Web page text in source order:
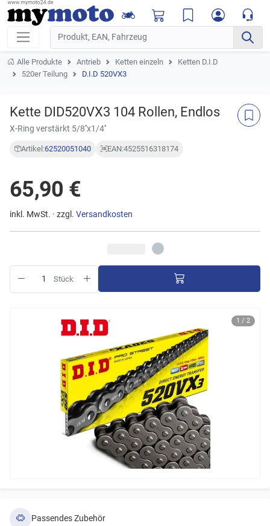
Alle Produkte Antrieb Ketten einzeln
Ketten D.I.D
520er Teilung
D.I.D 520VX3
Kette DID520VX3 104 Rollen, Endlos
X-Ring verstärkt 5/8''x1/4''
Artikel:62520051040 EAN:4525516318174
1 / 2
65,90 €
inkl. MwSt. · zzgl. Versandkosten
Stück
Passendes Zubehör